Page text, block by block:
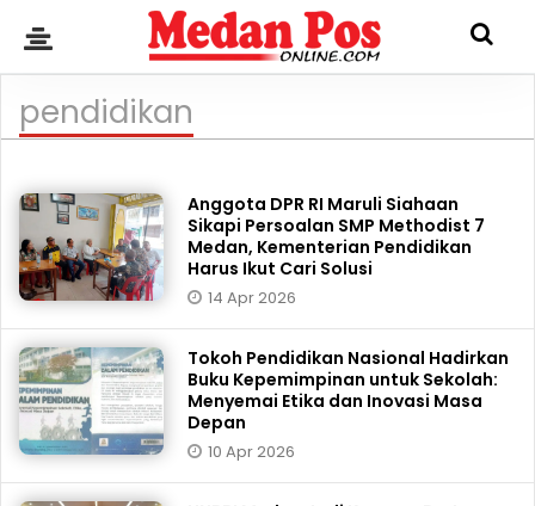
pendidikan
Anggota DPR RI Maruli Siahaan
Sikapi Persoalan SMP Methodist 7
Medan, Kementerian Pendidikan
Harus Ikut Cari Solusi
14 Apr 2026
Tokoh Pendidikan Nasional Hadirkan
Buku Kepemimpinan untuk Sekolah:
Menyemai Etika dan Inovasi Masa
Depan
10 Apr 2026